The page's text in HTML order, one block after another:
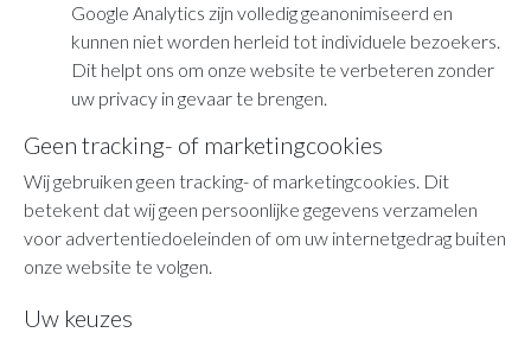
Google Analytics zijn volledig geanonimiseerd en
kunnen niet worden herleid tot individuele bezoekers.
Dit helpt ons om onze website te verbeteren zonder
uw privacy in gevaar te brengen.
Geen tracking- of marketingcookies
Wij gebruiken geen tracking- of marketingcookies. Dit
betekent dat wij geen persoonlijke gegevens verzamelen
voor advertentiedoeleinden of om uw internetgedrag buiten
onze website te volgen.
Uw keuzes